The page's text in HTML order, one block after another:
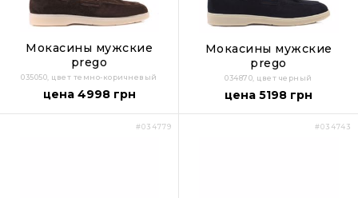
Мокасины мужские
prego
035050, цвет темно-коричневый
цена 4998 грн
Мокасины мужские
prego
034870, цвет черный
цена 5198 грн
#034779 #034743